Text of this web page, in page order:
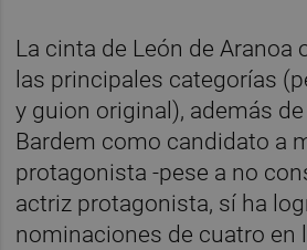
La cinta de León de Aranoa
las principales categorías
y guion original), además
Bardem como candidato a
protagonista -pese a no
actriz protagonista, sí ha
nominaciones de cuatro en